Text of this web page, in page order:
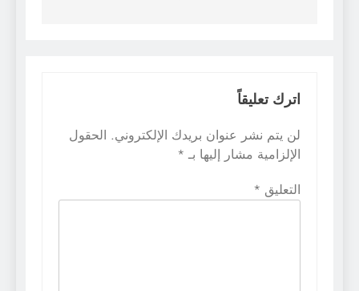
اترك تعليقاً
لن يتم نشر عنوان بريدك الإلكتروني. الحقول
الإلزامية مشار إليها بـ *
التعليق *